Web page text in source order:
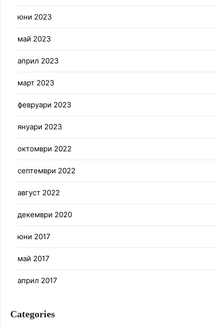
юни 2023
май 2023
април 2023
март 2023
февруари 2023
януари 2023
октомври 2022
септември 2022
август 2022
декември 2020
юни 2017
май 2017
април 2017
Categories